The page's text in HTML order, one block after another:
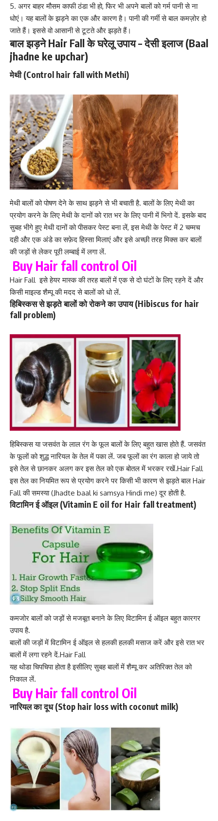
5. अगर बाहर मौसम काफी ठंडा भी हो, फिर भी अपने बालों को गर्म पानी से ना
धोएं। यह बालों के झड़ने का एक और कारण है। पानी की गर्मी से बाल कमज़ोर हो
जाते हैं। इससे वो आसानी से टूटते और झड़ते हैं।
बाल झड़ने Hair Fall के घरेलू उपाय – देसी इलाज (Baal
jhadne ke upchar)
मेथी (Control hair fall with Methi)
मेथी बालों को पोषण देने के साथ झड़ने से भी बचाती है. बालों के लिए मेथी का
प्रयोग करने के लिए मेथी के दानों को रात भर के लिए पानी में भिगो दें. इसके बाद
सुबह भीगे हुए मेथी दानों को पीसकर पेस्ट बना लें, इस मेथी के पेस्ट में 2 चम्मच
दही और एक अंडे का सफ़ेद हिस्सा मिलाएं और इसे अच्छी तरह मिक्स कर बालों
की जड़ों से लेकर पूरी लम्बाई में लगा लें.
Buy Hair fall control Oil
Hair Fall इसे हेयर मास्क की तरह बालों में एक से दो घंटों के लिए रहने दें और
किसी माइल्ड शैम्पू की मदद से बालों को धो लें.
हिबिस्कस से झड़ते बालों को रोकने का उपाय (Hibiscus for hair
fall problem)
हिबिस्कस या जसवंत के लाल रंग के फूल बालों के लिए बहुत खास होते हैं. जसवंत
के फूलों को शुद्ध नारियल के तेल में पका लें. जब फूलों का रंग काला हो जाये तो
इसे तेल से छानकर अलग कर इस तेल को एक बोतल में भरकर रखें.Hair Fall
इस तेल का नियमित रूप से प्रयोग करने पर किसी भी कारण से झड़ते बाल Hair
Fall की समस्या (Jhadte baal ki samsya Hindi me) दूर होती है.
विटामिन ई ऑइल (Vitamin E oil for Hair fall treatment)
कमजोर बालों को जड़ों से मजबूत बनाने के लिए विटामिन ई ऑइल बहुत कारगर
उपाय है.
बालों की जड़ों में विटामिन ई ऑइल से हलकी हलकी मसाज करें और इसे रात भर
बालों में लगा रहने दें.Hair Fall
यह थोडा चिपचिपा होता है इसीलिए सुबह बालों में शैम्पू कर अतिरिक्त तेल को
निकाल लें.
Buy Hair fall control Oil
नारियल का दूध (Stop hair loss with coconut milk)